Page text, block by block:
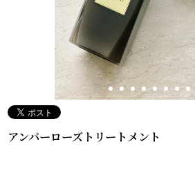
アンバーローズトリートメント